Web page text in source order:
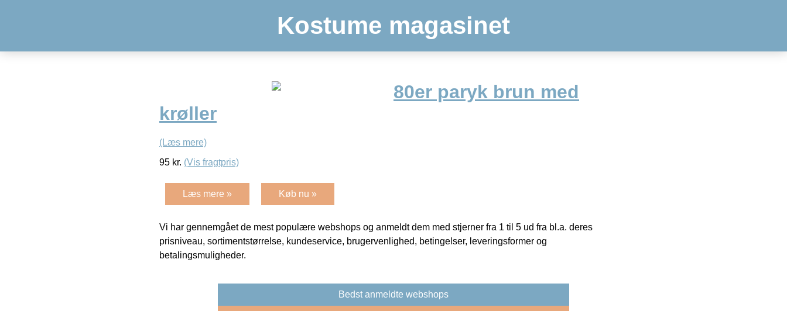
Kostume magasinet
80er paryk brun med
krøller
(Læs mere)
95 kr. (Vis fragtpris)
Læs mere » Køb nu »
Vi har gennemgået de mest populære webshops og anmeldt dem med stjerner fra 1 til 5 ud fra bl.a. deres
prisniveau, sortimentstørrelse, kundeservice, brugervenlighed, betingelser, leveringsformer og
betalingsmuligheder.
Bedst anmeldte webshops